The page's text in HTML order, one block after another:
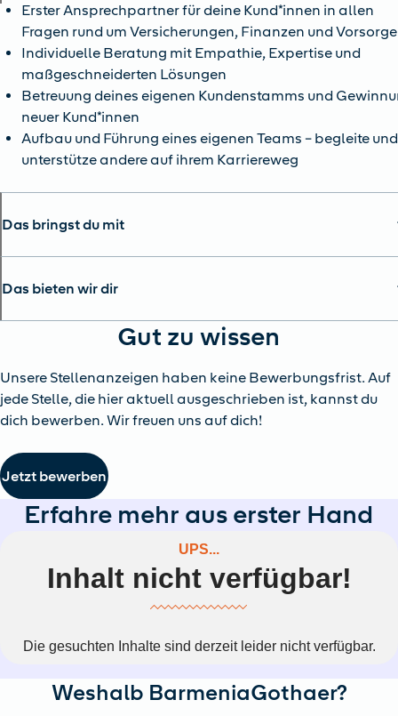
Erster Ansprechpartner für deine Kund*innen in allen
Fragen rund um Versicherungen, Finanzen und Vorsorge
Individuelle Beratung mit Empathie, Expertise und
maßgeschneiderten Lösungen
Betreuung deines eigenen Kundenstamms und
neuer Kund*innen
Aufbau und Führung eines eigenen Teams – begleite und
unterstütze andere auf ihrem Karriereweg
Das bringst du mit
Das bieten wir dir
Gut zu wissen
Unsere Stellenanzeigen haben keine Bewerbungsfrist. Auf
jede Stelle, die hier aktuell ausgeschrieben ist, kannst du
dich bewerben. Wir freuen uns auf dich!
Jetzt bewerben
Erfahre mehr aus erster Hand
Weshalb BarmeniaGothaer?